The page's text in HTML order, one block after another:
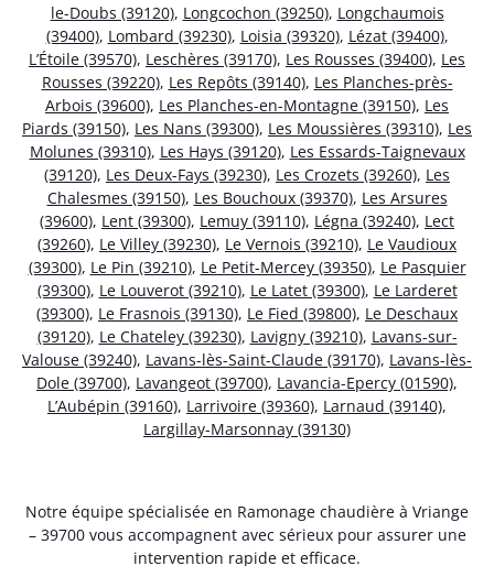
le-Doubs (39120), Longcochon (39250), Longchaumois
(39400), Lombard (39230), Loisia (39320), Lézat (39400),
L’Étoile (39570), Leschères (39170), Les Rousses (39400), Les
Rousses (39220), Les Repôts (39140), Les Planches-près-
Arbois (39600), Les Planches-en-Montagne (39150), Les
Piards (39150), Les Nans (39300), Les Moussières (39310), Les
Molunes (39310), Les Hays (39120), Les Essards-Taignevaux
(39120), Les Deux-Fays (39230), Les Crozets (39260), Les
Chalesmes (39150), Les Bouchoux (39370), Les Arsures
(39600), Lent (39300), Lemuy (39110), Légna (39240), Lect
(39260), Le Villey (39230), Le Vernois (39210), Le Vaudioux
(39300), Le Pin (39210), Le Petit-Mercey (39350), Le Pasquier
(39300), Le Louverot (39210), Le Latet (39300), Le Larderet
(39300), Le Frasnois (39130), Le Fied (39800), Le Deschaux
(39120), Le Chateley (39230), Lavigny (39210), Lavans-sur-
Valouse (39240), Lavans-lès-Saint-Claude (39170), Lavans-lès-
Dole (39700), Lavangeot (39700), Lavancia-Epercy (01590),
L’Aubépin (39160), Larrivoire (39360), Larnaud (39140),
Largillay-Marsonnay (39130)
Notre équipe spécialisée en Ramonage chaudière à Vriange
– 39700 vous accompagnent avec sérieux pour assurer une
intervention rapide et efficace.